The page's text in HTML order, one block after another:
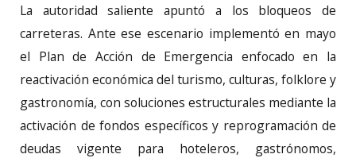
La autoridad saliente apuntó a los bloqueos de
carreteras. Ante ese escenario implementó en mayo
el Plan de Acción de Emergencia enfocado en la
reactivación económica del turismo, culturas, folklore y
gastronomía, con soluciones estructurales mediante la
activación de fondos específicos y reprogramación de
deudas vigente para hoteleros, gastrónomos,